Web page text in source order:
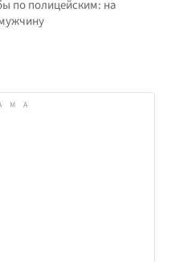
по полицейским: на